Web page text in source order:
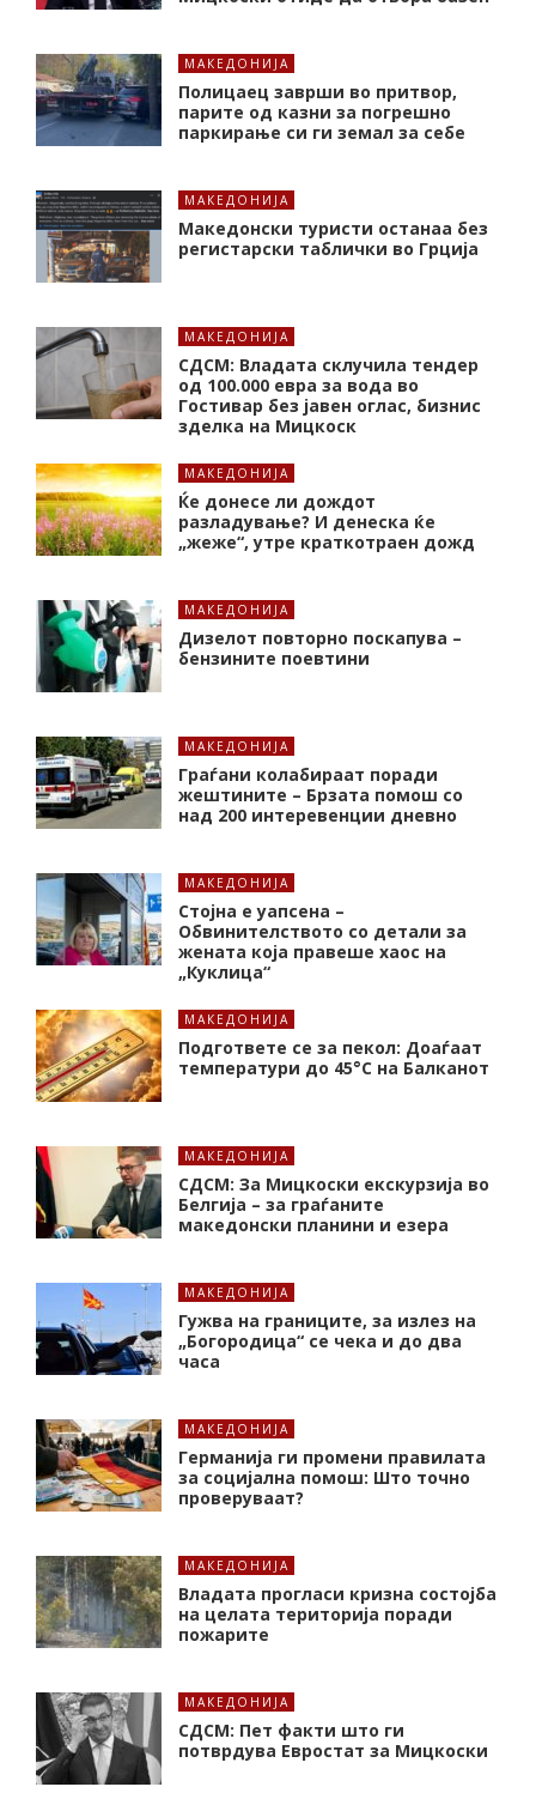
МАКЕДОНИЈА
Полицаец заврши во притвор,
парите од казни за погрешно
паркирање си ги земал за себе
МАКЕДОНИЈА
Македонски туристи останаа без
регистарски таблички во Грција
МАКЕДОНИЈА
СДСМ: Владата склучила тендер
од 100.000 евра за вода во
Гостивар без јавен оглас, бизнис
зделка на Мицкоск
МАКЕДОНИЈА
Ќе донесе ли дождот
разладување? И денеска ќе
„жеже“, утре краткотраен дожд
МАКЕДОНИЈА
Дизелот повторно поскапува –
бензините поевтини
МАКЕДОНИЈА
Граѓани колабираат поради
жештините – Брзата помош со
над 200 интеревенции дневно
МАКЕДОНИЈА
Стојна е уапсена –
Обвинителството со детали за
жената која правеше хаос на
„Куклица“
МАКЕДОНИЈА
Подгответе се за пекол: Доаѓаат
температури до 45°C на Балканот
МАКЕДОНИЈА
СДСМ: За Мицкоски екскурзија во
Белгија – за граѓаните
македонски планини и езера
МАКЕДОНИЈА
Гужва на границите, за излез на
„Богородица“ се чека и до два
часа
МАКЕДОНИЈА
Германија ги промени правилата
за социјална помош: Што точно
проверуваат?
МАКЕДОНИЈА
Владата прогласи кризна состојба
на целата територија поради
пожарите
МАКЕДОНИЈА
СДСМ: Пет факти што ги
потврдува Евростат за Мицкоски